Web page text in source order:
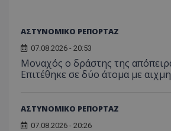
ΑΣΤΥΝΟΜΙΚΟ ΡΕΠΟΡΤΑΖ
07.08.2026 - 20:53
Μοναχός ο δράστης της
Επιτέθηκε σε δύο άτομα με
ΑΣΤΥΝΟΜΙΚΟ ΡΕΠΟΡΤΑΖ
07.08.2026 - 20:26